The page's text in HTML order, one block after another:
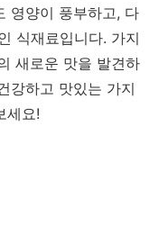
영양이 풍부하고, 다
식재료입니다. 가지
새로운 맛을 발견하
강하고 맛있는 가지
세요!